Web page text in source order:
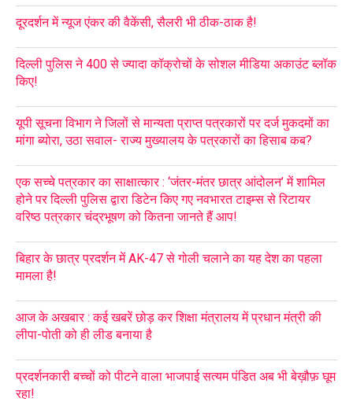
दूरदर्शन में न्यूज एंकर की वैकेंसी, सैलरी भी ठीक-ठाक है!
दिल्ली पुलिस ने 400 से ज्यादा कॉक्रोचों के सोशल मीडिया अकाउंट ब्लॉक
किए!
यूपी सूचना विभाग ने जिलों से मान्यता प्राप्त पत्रकारों पर दर्ज मुकदमों का
मांगा ब्योरा, उठा सवाल- राज्य मुख्यालय के पत्रकारों का हिसाब कब?
एक सच्चे पत्रकार का साक्षात्कार : ‘जंतर-मंतर छात्र आंदोलन’ में शामिल
होने पर दिल्ली पुलिस द्वारा डिटेन किए गए नवभारत टाइम्स से रिटायर
वरिष्ठ पत्रकार चंद्रभूषण को कितना जानते हैं आप!
बिहार के छात्र प्रदर्शन में AK-47 से गोली चलाने का यह देश का पहला
मामला है!
आज के अखबार : कई खबरें छोड़ कर शिक्षा मंत्रालय में प्रधान मंत्री की
लीपा-पोती को ही लीड बनाया है
प्रदर्शनकारी बच्चों को पीटने वाला भाजपाई सत्यम पंडित अब भी बेख़ौफ़ घूम
रहा!